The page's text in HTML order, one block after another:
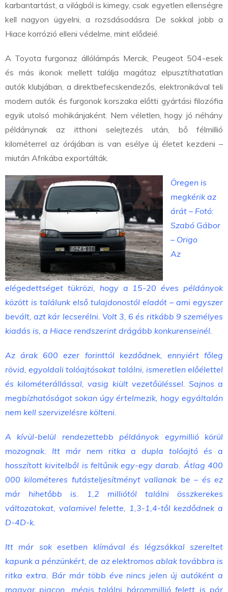
karbantartást, a világból is kimegy, csak egyetlen ellenségre
kell nagyon ügyelni, a rozsdásodásra. De sokkal jobb a
Hiace korrózió elleni védelme, mint elődeié.
A Toyota furgonaz állólámpás Mercik, Peugeot 504-esek
és más ikonok mellett találja magátaz elpusztíthatatlan
autók klubjában, a direktbefecskendezős, elektronikával teli
modern autók és furgonok korszaka előtti gyártási filozófia
egyik utolsó mohikánjaként. Nem véletlen, hogy jó néhány
példánynak az itthoni selejtezés után, bő félmillió
kilométerrel az órájában is van esélye új életet kezdeni –
miután Afrikába exportálták.
Öregen is
megkérik az
árát – Fotó:
Szabó Gábor
– Origo
Az
elégedettséget tükrözi, hogy a 15-20 éves példányok
között is találunk első tulajdonostól eladót – ami egyszer
bevált, azt kár lecserélni. Volt 3, 6 és ritkább 9 személyes
kiadás is, a Hiace rendszerint drágább konkurenseinél.
Az árak 600 ezer forinttól kezdődnek, ennyiért főleg
rövid, egyoldali tolóajtósokat találni, ismeretlen előélettel
és kilométerállással, vasig kiült vezetőüléssel. Sajnos a
megbízhatóságot sokan úgy értelmezik, hogy egyáltalán
nem kell szervizelésre költeni.
A kívül-belül rendezettebb példányok egymillió körül
mozognak. Itt már nem ritka a dupla tolóajtó és a
hosszított kivitelből is feltűnik egy-egy darab. Átlag 400
000 kilométeres futásteljesítményt vallanak be – és ez
már hihetőbb is. 1,2 milliótól találni összkerekes
változatokat, valamivel felette, 1,3-1,4-től kezdődnek a
D-4D-k.
Itt már sok esetben klímával és légzsákkal szereltet
kapunk a pénzünkért, de az elektromos ablak továbbra is
ritka extra. Bár már több éve nincs jelen új autóként a
magyar piacon, mégis találni hárommillió felett is pár